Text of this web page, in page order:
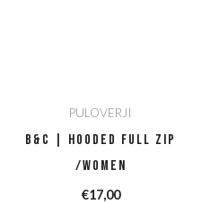
PULOVERJI
B&C | Hooded Full Zip
/women
€17,00